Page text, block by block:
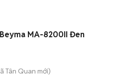
MA-8200II Đen
Tân Quan mới)